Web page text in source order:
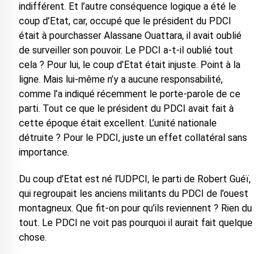
indifférent. Et l’autre conséquence logique a été le
coup d’Etat, car, occupé que le président du PDCI
était à pourchasser Alassane Ouattara, il avait oublié
de surveiller son pouvoir. Le PDCI a-t-il oublié tout
cela ? Pour lui, le coup d’Etat était injuste. Point à la
ligne. Mais lui-même n’y a aucune responsabilité,
comme l’a indiqué récemment le porte-parole de ce
parti. Tout ce que le président du PDCI avait fait à
cette époque était excellent. L’unité nationale
détruite ? Pour le PDCI, juste un effet collatéral sans
importance.
Du coup d’Etat est né l’UDPCI, le parti de Robert Guéï,
qui regroupait les anciens militants du PDCI de l’ouest
montagneux. Que fit-on pour qu’ils reviennent ? Rien du
tout. Le PDCI ne voit pas pourquoi il aurait fait quelque
chose.